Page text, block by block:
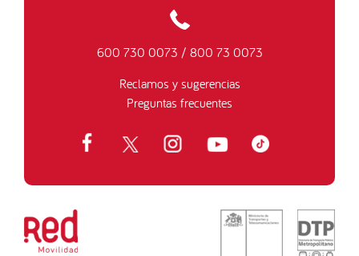
600 730 0073 / 800 73 0073
Reclamos y sugerencias
Preguntas frecuentes